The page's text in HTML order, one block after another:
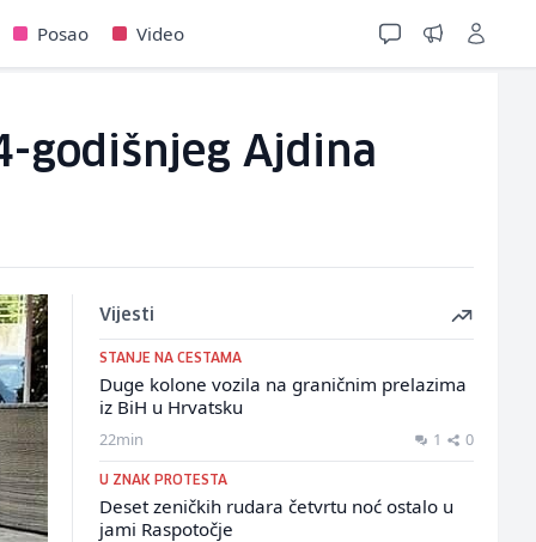
Posao Video
godišnjeg Ajdina
Vijesti
STANJE NA CESTAMA
Duge kolone vozila na graničnim prelazima
iz BiH u Hrvatsku
22min 1 0
U ZNAK PROTESTA
Deset zeničkih rudara četvrtu noć ostalo u
jami Raspotočje